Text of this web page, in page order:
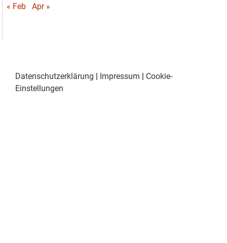
« Feb
Apr »
Datenschutzerklärung Impressum
Cookie-
Einstellungen